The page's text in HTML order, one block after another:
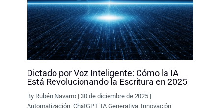
Dictado por Voz Inteligente: Cómo la IA
Está Revolucionando la Escritura en 2025
By Rubén Navarro |30 de diciembre de 2025 |
Automatización,ChatGPT, IA Generativa, Innovación